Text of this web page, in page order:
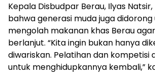
Kepala Disbudpar Berau, Ilyas
bahwa generasi muda juga
mengolah makanan khas Berau
berlanjut. “Kita ingin bukan hanya
diwariskan. Pelatihan dan kompetisi
untuk menghidupkannya kembali,”